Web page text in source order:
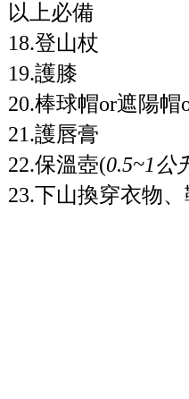
以上必備
18.登山杖
19.護膝
20.棒球帽or遮陽帽
21.護唇膏
22.保溫壺(0.5~1公
23.下山換穿衣物